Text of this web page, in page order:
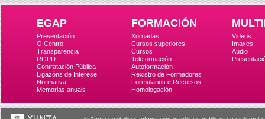
EGAP
Presentación
O Centro
Transparencia
RGPD
Contratación Pública
Ligazóns de Interese
Normativa
Memorias anuais
FORMACIÓN
Xornadas
Cursos superiores
Cursos
Teleformación
Autoformación
Rexistro de Formadores
Formularios e Recursos
Homologación
Videos
Imaxes
Audio